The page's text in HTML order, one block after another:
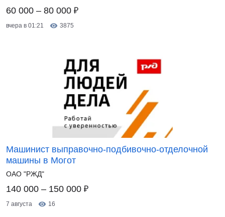
60 000 – 80 000 ₽
вчера в 01:21 3875
Машинист выправочно-подбивочно-отделочной
машины в Могот
ОАО "РЖД"
140 000 – 150 000 ₽
7 августа 16